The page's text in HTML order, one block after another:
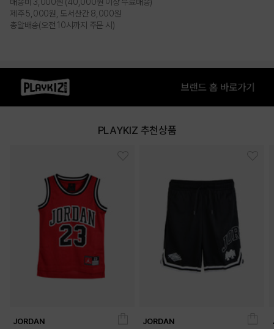
PRODUCT VIEW
제주 5,000원, 도서산간 8,000원
총알배송(오전 10시까지 주문 시)
PLAYKIZ 추천상품
JORDAN
JORDAN